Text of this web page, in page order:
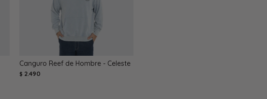
Canguro Reef de Hombre - Celeste
$ 2.490